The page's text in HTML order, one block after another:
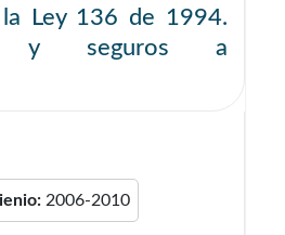
la Ley 136 de 1994.
y seguros a
2006-2010